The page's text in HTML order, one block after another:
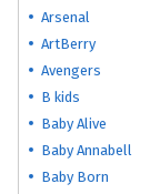
Arsenal
ArtBerry
Avengers
B kids
Baby Alive
Baby Annabell
Baby Born